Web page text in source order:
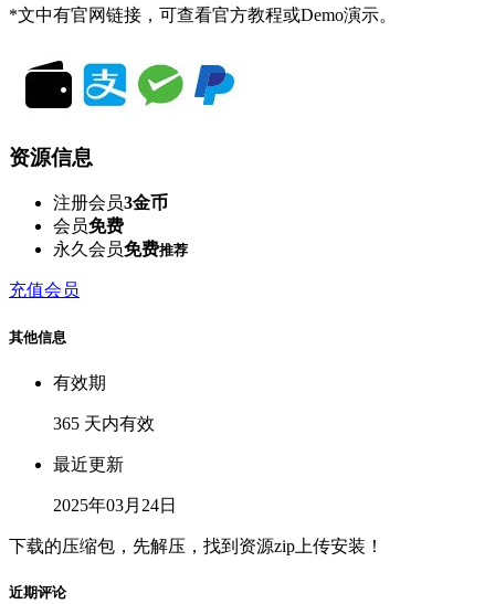
*文中有官网链接，可查看官方教程或Demo演示。
资源信息
注册会员3金币
会员免费
永久会员免费推荐
充值会员
其他信息
有效期
365 天内有效
最近更新
2025年03月24日
下载的压缩包，先解压，找到资源zip上传安装！
近期评论